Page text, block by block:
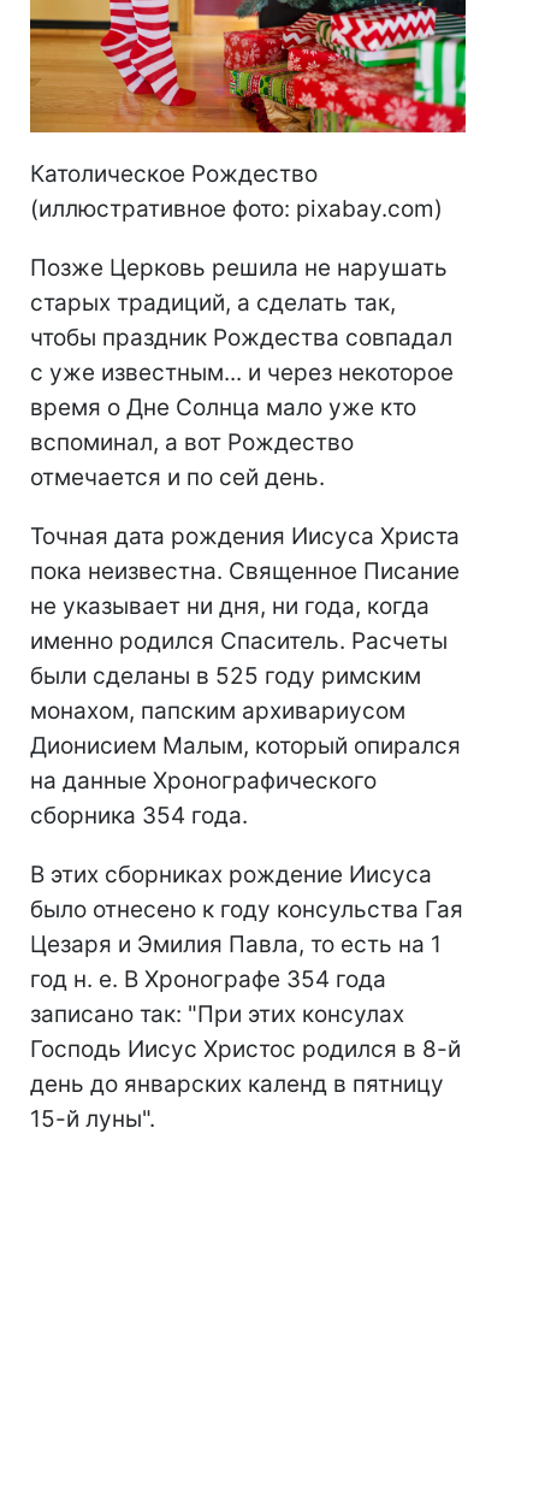
Католическое Рождество
(иллюстративное фото: pixabay.com)
Позже Церковь решила не нарушать
старых традиций, а сделать так,
чтобы праздник Рождества совпадал
с уже известным... и через некоторое
время о Дне Cолнца мало уже кто
вспоминал, а вот Рождество
отмечается и по сей день.
Точная дата рождения Иисуса Христа
пока неизвестна. Священное Писание
не указывает ни дня, ни года, когда
именно родился Спаситель. Расчеты
были сделаны в 525 году римским
монахом, папским архивариусом
Дионисием Малым, который опирался
на данные Хронографического
сборника 354 года.
В этих сборниках рождение Иисуса
было отнесено к году консульства Гая
Цезаря и Эмилия Павла, то есть на 1
год н. е. В Хронографе 354 года
записано так: "При этих консулах
Господь Иисус Христос родился в 8-й
день до январских календ в пятницу
15-й луны".